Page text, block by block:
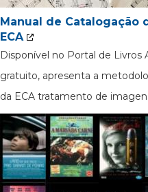
Manual de Catalogação
ECA
Disponível no Portal de Livros
gratuito, apresenta a
da ECA tratamento de